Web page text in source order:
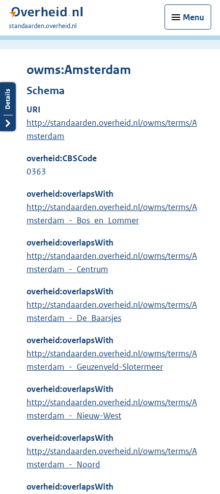
Menu
U
bent
standaarden.overheid.nl
owms:Amsterdam
Schema
URI
http://standaarden.overheid.nl/owms/terms/A
msterdam
overheid:CBSCode
0363
overheid:overlapsWith
http://standaarden.overheid.nl/owms/terms/A
msterdam_-_Bos_en_Lommer
overheid:overlapsWith
http://standaarden.overheid.nl/owms/terms/A
msterdam_-_Centrum
overheid:overlapsWith
http://standaarden.overheid.nl/owms/terms/A
msterdam_-_De_Baarsjes
overheid:overlapsWith
http://standaarden.overheid.nl/owms/terms/A
msterdam_-_Geuzenveld-Slotermeer
overheid:overlapsWith
http://standaarden.overheid.nl/owms/terms/A
msterdam_-_Nieuw-West
overheid:overlapsWith
http://standaarden.overheid.nl/owms/terms/A
msterdam_-_Noord
overheid:overlapsWith